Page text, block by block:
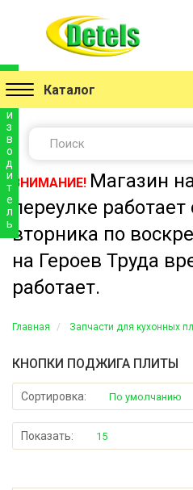
Каталог
ВНИМАНИЕ! Магазин
переулке
вторника по
на Героев Труда
работает.
Главная Запчасти для кухонных
КНОПКИ ПОДЖИГА ПЛИТЫ
Сортировка: По умолчанию
Показать: 15
р
и
з
в
о
д
и
т
е
л
ь